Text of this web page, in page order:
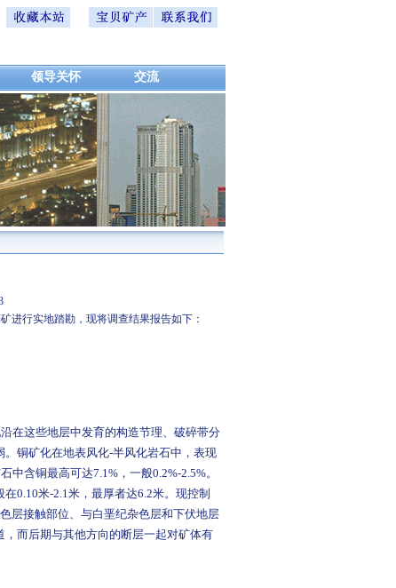
领导关怀 交流
13
进行实地踏勘，现将调查结果报告如下：
在这些地层中发育的构造节理、破碎带分
铜矿化在地表风化-半风化岩石中，表现
含铜最高可达7.1%，一般0.2%-2.5%。
0.10米-2.1米，最厚者达6.2米。现控制
层接触部位、与白垩纪杂色层和下伏地层
而后期与其他方向的断层一起对矿体有